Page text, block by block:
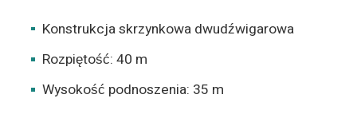
Konstrukcja skrzynkowa dwudźwigarowa
Rozpiętość: 40 m
Wysokość podnoszenia: 35 m